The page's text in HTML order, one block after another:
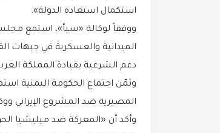
استكمال استعادة الدولة».
ووفقاً لوكالة «سبأ»، استمع مجلس
الميدانية والعسكرية في جبهات
دعم الشرعية بقيادة المملكة
وثمّن اجتماع الحكومة اليمنية
المصيرية ضد المشروع الإيراني
وأكد أن «المعركة ضد ميليشيا